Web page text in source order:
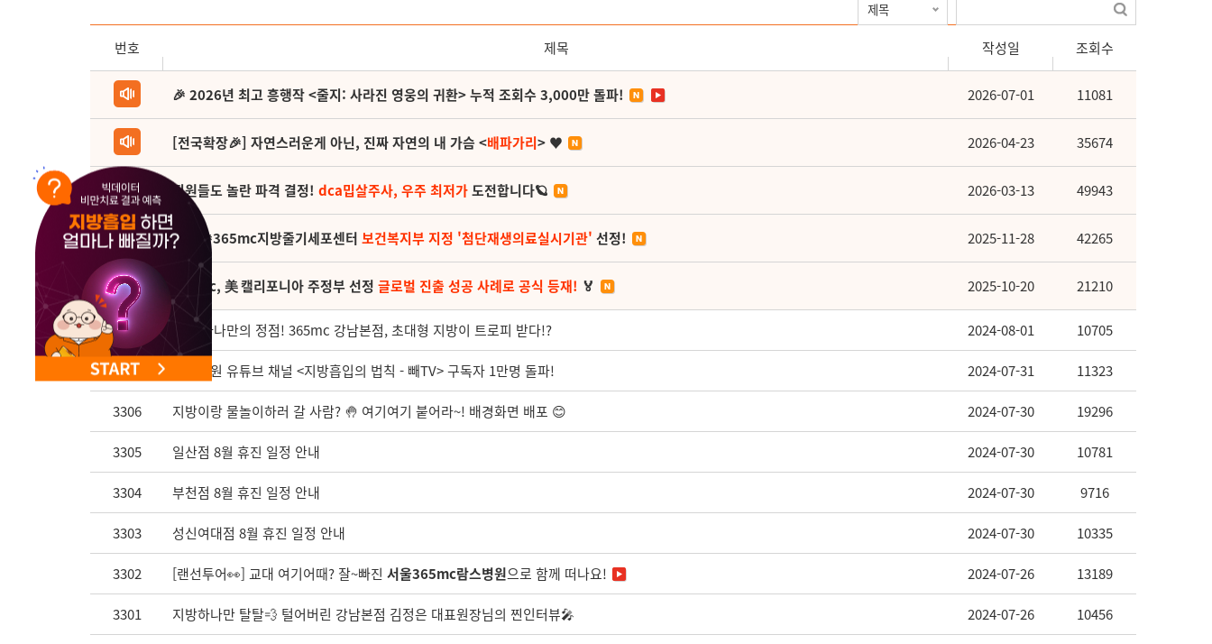
번호 제목 작성일 조회수
🎉 2026년 최고 흥행작 <줄지: 사라진 영웅의 귀환> 누적 조회수 3,000만 돌파! 2026-07-01 11081
[전국확장🎉] 자연스러운게 아닌, 진짜 자연의 내 가슴 <배파가리> ♥ 2026-04-23 35674
직원들도 놀란 파격 결정! dca밉살주사, 우주 최저가도전합니다🪐 2026-03-13 49943
(축) 🎉365mc지방줄기세포센터 보건복지부 지정 '첨단재생의료실시기관' 선정! 2025-11-28 42265
365mc, 美 캘리포니아 주정부 선정 글로벌 진출 성공 사례로 공식 등재! 🏅 2025-10-20 21210
3308 지방 하나만의 정점! 365mc 강남본점, 초대형 지방이 트로피 받다!? 2024-08-01 10705
3307 대전병원 유튜브 채널 <지방흡입의 법칙 - 빼TV> 구독자 1만명 돌파! 2024-07-31 11323
3306 지방이랑 물놀이하러 갈 사람? 🤚 여기여기 붙어라~! 배경화면 배포 😊 2024-07-30 19296
3305 일산점 8월 휴진 일정 안내 2024-07-30 10781
3304 부천점 8월 휴진 일정 안내 2024-07-30 9716
3303 성신여대점 8월 휴진 일정 안내 2024-07-30 10335
3302 [랜선투어👀] 교대 여기어때? 잘~빠진 서울365mc람스병원으로 함께 떠나요! 2024-07-26 13189
3301 지방하나만 탈탈💨 털어버린 강남본점 김정은 대표원장님의 찐인터뷰🎤 2024-07-26 10456